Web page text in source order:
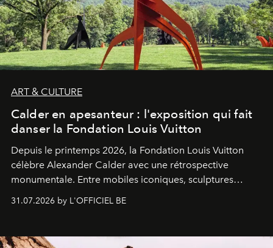
ART & CULTURE
Calder en apesanteur : l'exposition qui fait
danser la Fondation Louis Vuitton
Depuis le printemps 2026, la Fondation Louis Vuitton
célèbre Alexander Calder avec une rétrospective
monumentale. Entre mobiles iconiques, sculptures
américain investit les espaces imaginés par Frank Gehry
sculpture.
31.07.2026 by L'OFFICIEL BE